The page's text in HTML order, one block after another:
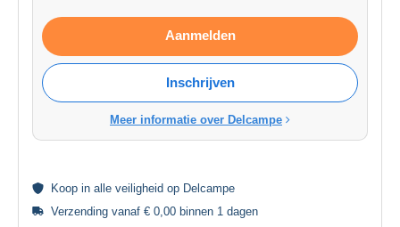
Aanmelden
Inschrijven
Meer informatie over Delcampe
Koop in alle veiligheid op Delcampe
Verzending vanaf € 0,00 binnen 1 dagen